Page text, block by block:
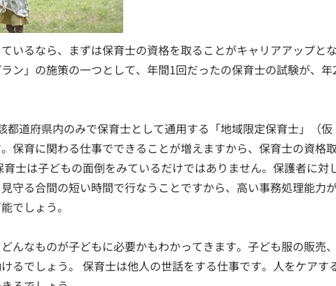
いるなら、まずは保育士の資格を取ることがキャリアアップと
ン」の施策の一つとして、年間1回だったの保育士の試験が、年
道府県内のみで保育士として通用する「地域限定保育士」（仮
保育に関わる仕事でできることが増えますから、保育士の資格
士は子どもの面倒をみているだけではありません。保護者に対
守る合間の短い時間で行なうことですから、高い事務処理能力
でしょう。
んなものが子どもに必要かもわかってきます。子ども服の販売
るでしょう。 保育士は他人の世話をする仕事です。人をケアす